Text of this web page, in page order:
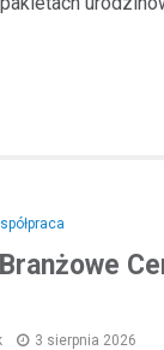
3 sierpnia 2026